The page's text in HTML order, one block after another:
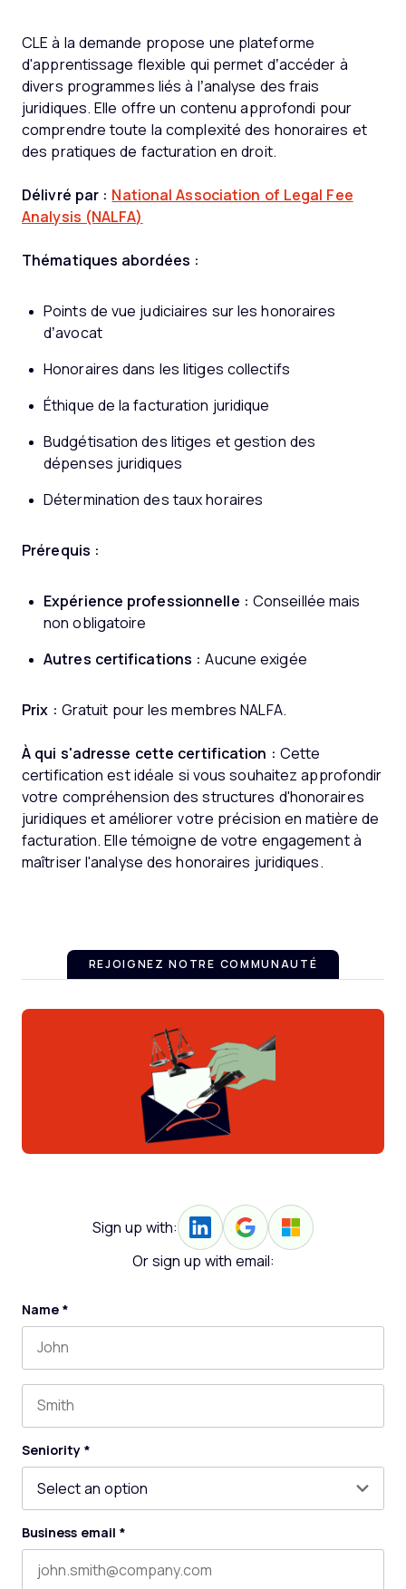
CLE à la demande propose une plateforme
d'apprentissage flexible qui permet d’accéder à
divers programmes liés à l’analyse des frais
juridiques. Elle offre un contenu approfondi pour
comprendre toute la complexité des honoraires et
des pratiques de facturation en droit.
Délivré par : National Association of Legal Fee
Analysis (NALFA)
Thématiques abordées :
Points de vue judiciaires sur les honoraires
d’avocat
Honoraires dans les litiges collectifs
Éthique de la facturation juridique
Budgétisation des litiges et gestion des
dépenses juridiques
Détermination des taux horaires
Prérequis :
Expérience professionnelle : Conseillée mais
non obligatoire
Autres certifications : Aucune exigée
Prix : Gratuit pour les membres NALFA.
À qui s'adresse cette certification : Cette
certification est idéale si vous souhaitez approfondir
votre compréhension des structures d'honoraires
juridiques et améliorer votre précision en matière de
facturation. Elle témoigne de votre engagement à
maîtriser l'analyse des honoraires juridiques.
REJOIGNEZ NOTRE COMMUNAUTÉ
Sign up with:
Or sign up with email:
Name *
Seniority *
Business email *